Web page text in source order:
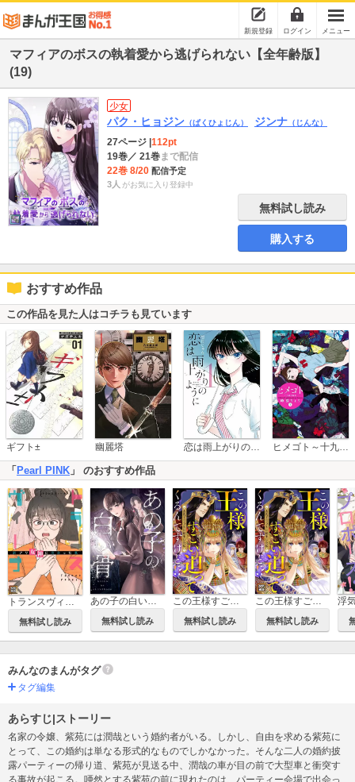
新規登録 ログイン メニュー
マフィアのボスの執着愛から逃げられない【全年齢版】
(19)
少女
パク・ヒョジン （ぱくひょじん） ジンナ （じんな）
27ページ 112pt
19巻／ 21巻まで配信
22巻 8/20 配信予定
3人 がお気に入り登録中
無料試し読み
購入する
おすすめ作品
この作品を見た人はコチラも見ています
ギフト± 幽麗塔 恋は雨上がりのように ヒメゴト～十九歳の制服～
「 Pearl PINK 」 のおすすめ作品
無料試し読み
あの子の白い骨【タテヨミ】
無料試し読み
この王様すごい迫ってくるんですけど!?～古代エジプトに転生した私～
無料試し読み
この王様すごい迫ってくるんですけど!?～古代エジプトに転生した私～【タテヨミ】
無料試し読み
みんなのまんがタグ
タグ編集
あらすじ|ストーリー
名家の令嬢、紫苑には潤哉という婚約者がいる。しかし、自由を求める紫苑に
とって、この婚約は単なる形式的なものでしかなかった。そんな二人の婚約披
露パーティーの帰り道、紫苑が見送る中、潤哉の車が目の前で大型車と衝突す
る事故が起こる。唖然とする紫苑の前に現れたのは、パーティー会場で出会っ